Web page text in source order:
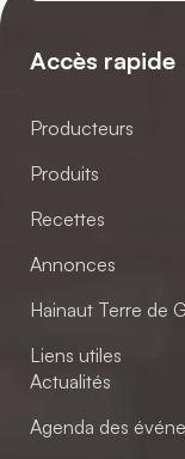
Accès rapide
Producteurs
Produits
Recettes
Annonces
Hainaut Terre de
Liens utiles
Actualités
Agenda des